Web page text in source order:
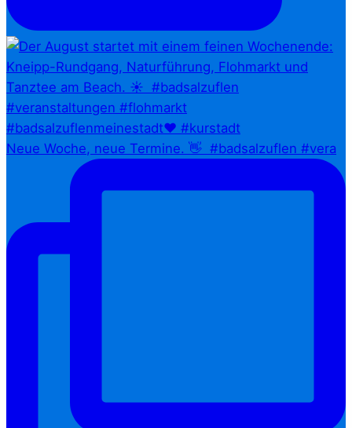
Neue Woche, neue Termine. 👋⁠ ⁠ #badsalzuflen #vera